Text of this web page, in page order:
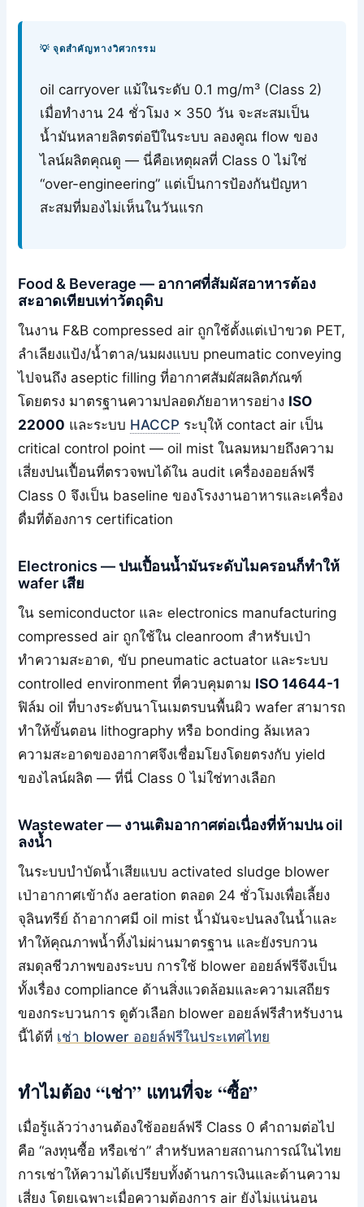
💡 จุดสำคัญทางวิศวกรรม
oil carryover แม้ในระดับ 0.1 mg/m³ (Class 2)
เมื่อทำงาน 24 ชั่วโมง × 350 วัน จะสะสมเป็น
น้ำมันหลายลิตรต่อปีในระบบ ลองคูณ flow ของ
ไลน์ผลิตคุณดู — นี่คือเหตุผลที่ Class 0 ไม่ใช่
“over-engineering” แต่เป็นการป้องกันปัญหา
สะสมที่มองไม่เห็นในวันแรก
Food & Beverage — อากาศที่สัมผัสอาหารต้อง
สะอาดเทียบเท่าวัตถุดิบ
ในงาน F&B compressed air ถูกใช้ตั้งแต่เป่าขวด PET,
ลำเลียงแป้ง/น้ำตาล/นมผงแบบ pneumatic conveying
ไปจนถึง aseptic filling ที่อากาศสัมผัสผลิตภัณฑ์
โดยตรง มาตรฐานความปลอดภัยอาหารอย่าง ISO
22000 และระบบ HACCP ระบุให้ contact air เป็น
critical control point — oil mist ในลมหมายถึงความ
เสี่ยงปนเปื้อนที่ตรวจพบได้ใน audit เครื่องออยล์ฟรี
Class 0 จึงเป็น baseline ของโรงงานอาหารและเครื่อง
ดื่มที่ต้องการ certification
Electronics — ปนเปื้อนน้ำมันระดับไมครอนก็ทำให้
wafer เสีย
ใน semiconductor และ electronics manufacturing
compressed air ถูกใช้ใน cleanroom สำหรับเป่า
ทำความสะอาด, ขับ pneumatic actuator และระบบ
controlled environment ที่ควบคุมตาม ISO 14644-1
ฟิล์ม oil ที่บางระดับนาโนเมตรบนพื้นผิว wafer สามารถ
ทำให้ขั้นตอน lithography หรือ bonding ล้มเหลว
ความสะอาดของอากาศจึงเชื่อมโยงโดยตรงกับ yield
ของไลน์ผลิต — ที่นี่ Class 0 ไม่ใช่ทางเลือก
Wastewater — งานเติมอากาศต่อเนื่องที่ห้ามปน oil
ลงน้ำ
ในระบบบำบัดน้ำเสียแบบ activated sludge blower
เป่าอากาศเข้าถัง aeration ตลอด 24 ชั่วโมงเพื่อเลี้ยง
จุลินทรีย์ ถ้าอากาศมี oil mist น้ำมันจะปนลงในน้ำและ
ทำให้คุณภาพน้ำทิ้งไม่ผ่านมาตรฐาน และยังรบกวน
สมดุลชีวภาพของระบบ การใช้ blower ออยล์ฟรีจึงเป็น
ทั้งเรื่อง compliance ด้านสิ่งแวดล้อมและความเสถียร
ของกระบวนการ ดูตัวเลือก blower ออยล์ฟรีสำหรับงาน
นี้ได้ที่ เช่า blower ออยล์ฟรีในประเทศไทย
ทำไมต้อง “เช่า” แทนที่จะ “ซื้อ”
เมื่อรู้แล้วว่างานต้องใช้ออยล์ฟรี Class 0 คำถามต่อไป
คือ “ลงทุนซื้อ หรือเช่า” สำหรับหลายสถานการณ์ในไทย
การเช่าให้ความได้เปรียบทั้งด้านการเงินและด้านความ
เสี่ยง โดยเฉพาะเมื่อความต้องการ air ยังไม่แน่นอน